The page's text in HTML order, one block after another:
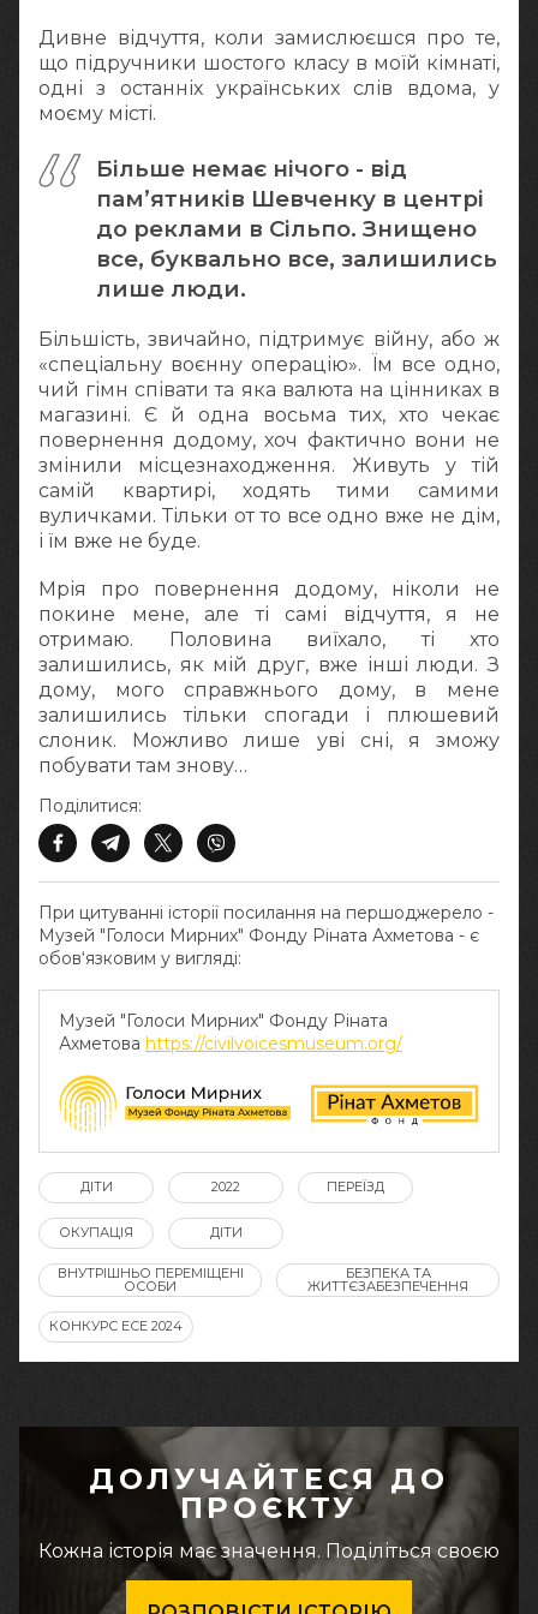
Дивне відчуття, коли замислюєшся про те,
що підручники шостого класу в моїй кімнаті,
одні з останніх українських слів вдома, у
моєму місті.
Більше немає нічого - від
пам’ятників Шевченку в центрі
до реклами в Сільпо. Знищено
все, буквально все, залишились
лише люди.
Більшість, звичайно, підтримує війну, або ж
«спеціальну воєнну операцію». Їм все одно,
чий гімн співати та яка валюта на цінниках в
магазині. Є й одна восьма тих, хто чекає
повернення додому, хоч фактично вони не
змінили місцезнаходження. Живуть у тій
самій квартирі, ходять тими самими
вуличками. Тільки от то все одно вже не дім,
і їм вже не буде.
Мрія про повернення додому, ніколи не
покине мене, але ті самі відчуття, я не
отримаю. Половина виїхало, ті хто
залишились, як мій друг, вже інші люди. З
дому, мого справжнього дому, в мене
залишились тільки спогади і плюшевий
слоник. Можливо лише уві сні, я зможу
побувати там знову…
При цитуванні історії посилання на першоджерело -
Музей "Голоси Мирних" Фонду Ріната Ахметова - є
обов‘язковим у вигляді:
Музей "Голоси Мирних" Фонду Ріната
Ахметова https://civilvoicesmuseum.org/
Поділитися:
ДІТИ 2022 ПЕРЕЇЗД
ОКУПАЦІЯ ДІТИ
ВНУТРІШНЬО ПЕРЕМІЩЕНІ
ОСОБИ
БЕЗПЕКА ТА
ЖИТТЄЗАБЕЗПЕЧЕННЯ
КОНКУРС ЕСЕ 2024
ДОЛУЧАЙТЕСЯ ДО
ПРОЄКТУ
Кожна історія має значення. Поділіться своєю